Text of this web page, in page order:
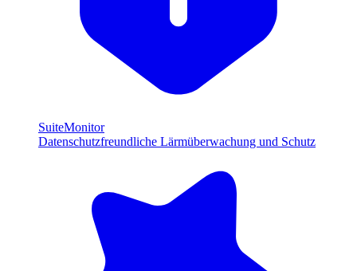
SuiteMonitor
Datenschutzfreundliche Lärmüberwachung und Schutz